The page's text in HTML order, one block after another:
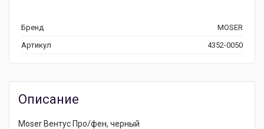
Бренд
MOSER
Артикул
4352-0050
Описание
Moser Вентус Про/фен, черный